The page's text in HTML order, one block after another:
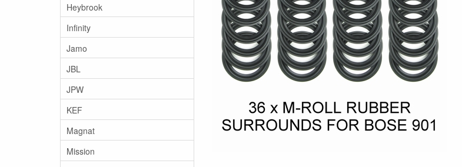
Heybrook
Infinity
Jamo
JBL
JPW
KEF
Magnat
Mission